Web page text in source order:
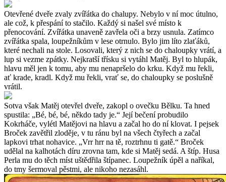
Otevřené dveře zvaly zvířátka do chalupy. Nebylo v ní moc útulno,
ale což, k přespání to stačilo. Každý si našel své místo k
přenocování. Zvířátka unaveně zavřela oči a brzy usnula. Zatímco
zvířátka spala, loupežníkům v lese otrnulo. Bylo jim líto zlaťáků,
které nechali na stole. Losovali, který z nich se do chaloupky vrátí, a
lup si vezme zpátky. Nejkratší třísku si vytáhl Matěj. Byl to hlupák,
hlavu měl jen k tomu, aby mu nenapršelo do krku. Když mu řekli,
ať krade, kradl. Když mu řekli, vrať se, do chaloupky se poslušně
vrátil.
Sotva však Matěj otevřel dveře, zakopl o ovečku Bělku. Ta hned
spustila: „Bé, bé, bé, někdo tady je.“ Její bečení probudilo
Kokrháče, vylétl Matějovi na hlavu a začal ho do ní klovat. I pejsek
Broček zavětřil zloděje, v tu ránu byl na všech čtyřech a začal
lapkovi trhat nohavice. „Vrr hrr na tě, roztrhnu ti gatě.“ Broček
udělal na kalhotách díru zrovna tam, kde si Matěj sedá. A štíp. Husa
Perla mu do těch míst uštědřila štípanec. Loupežník úpěl a naříkal,
do tmy šermoval pěstmi, ale nikoho nezasáhl.